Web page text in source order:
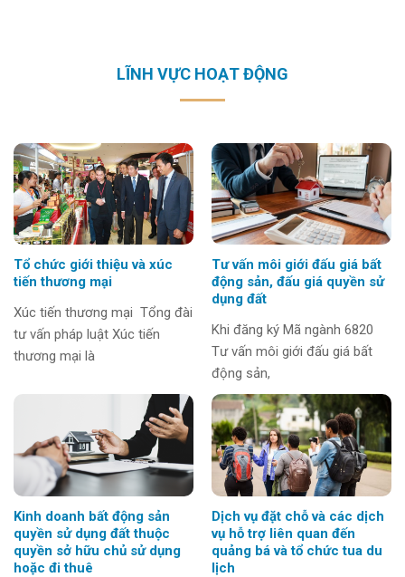
LĨNH VỰC HOẠT ĐỘNG
Tổ chức giới thiệu và xúc
tiến thương mại
Xúc tiến thương mại Tổng đài
tư vấn pháp luật Xúc tiến
thương mại là
Tư vấn môi giới đấu giá bất
động sản, đấu giá quyền sử
dụng đất
Khi đăng ký Mã ngành 6820
Tư vấn môi giới đấu giá bất
động sản,
Kinh doanh bất động sản
quyền sử dụng đất thuộc
quyền sở hữu chủ sử dụng
hoặc đi thuê
Dịch vụ đặt chỗ và các dịch
vụ hỗ trợ liên quan đến
quảng bá và tổ chức tua du
lịch